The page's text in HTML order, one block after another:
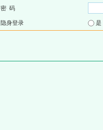
密 码
隐身登录